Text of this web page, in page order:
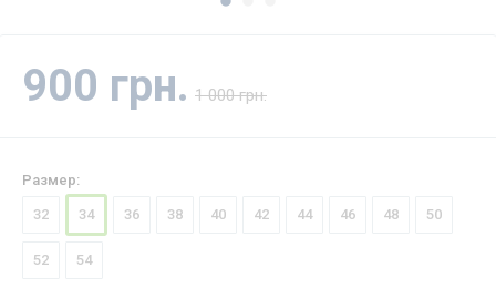
900 грн. 1 000 грн.
Размер:
32 34 36 38 40 42 44 46 48 50
52 54